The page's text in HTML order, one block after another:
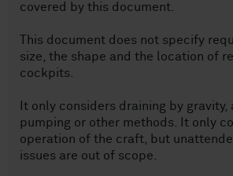
covered by this document.
This document does not specify
size, the shape and the location of
cockpits.
It only considers draining by gravity,
pumping or other methods. It only
operation of the craft, but
issues are out of scope.